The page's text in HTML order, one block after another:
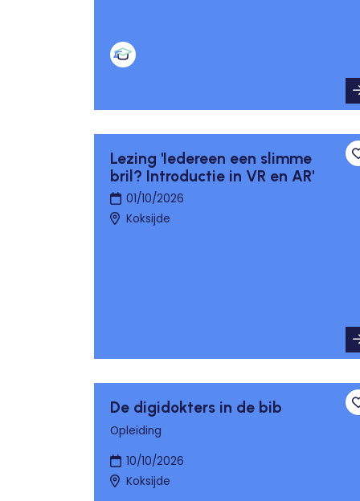
Lezing 'Iedereen een slimme
bril? Introductie in VR en AR'
01/10/2026
Koksijde
De digidokters in de bib
Opleiding
10/10/2026
Koksijde